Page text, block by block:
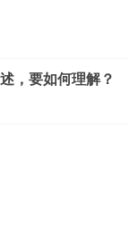
，要如何理解？